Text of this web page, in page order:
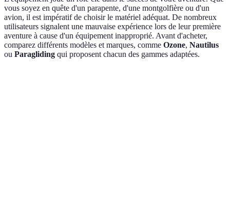
vous soyez en quête d'un parapente, d'une montgolfière ou d'un
avion, il est impératif de choisir le matériel adéquat. De nombreux
utilisateurs signalent une mauvaise expérience lors de leur première
aventure à cause d'un équipement inapproprié. Avant d'acheter,
comparez différents modèles et marques, comme Ozone, Nautilus
ou Paragliding qui proposent chacun des gammes adaptées.